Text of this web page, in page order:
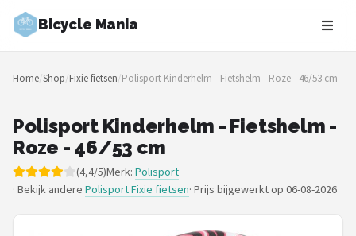
Bicycle Mania
Zoeken
NAVIGATIE
Merken
Blog
Home/Shop/Fixie fietsen/Polisport Kinderhelm - Fietshelm - Roze - 46/53 cm
Polisport Kinderhelm - Fietshelm -
Roze - 46/53 cm
(4,4/5)Merk: Polisport
· Bekijk andere Polisport Fixie fietsen· Prijs bijgewerkt op 06-08-2026